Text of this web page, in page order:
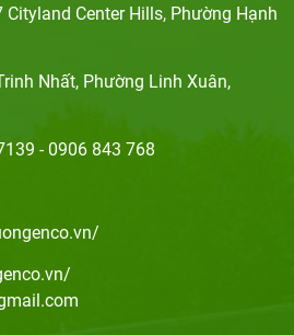
Center Hills, Phường Hạnh
Nhất, Phường Linh Xuân,
- 0906 843 768